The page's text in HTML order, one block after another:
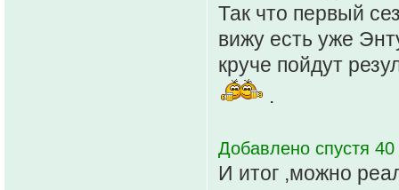
Так что первый
вижу есть уже
круче пойдут
.
Добавлено спустя
И итог ,можно